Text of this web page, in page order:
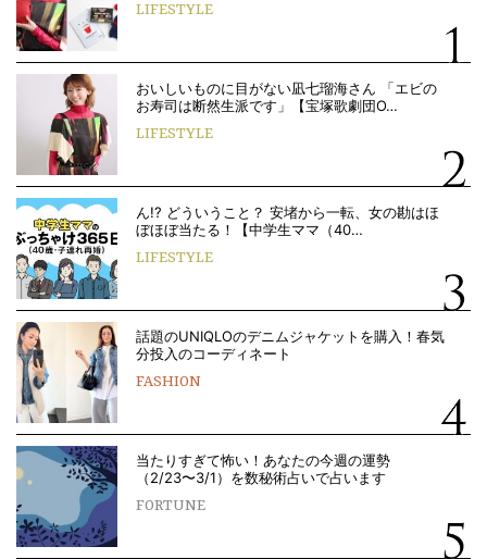
LIFESTYLE
おいしいものに目がない凪七瑠海さん 「エビの
お寿司は断然生派です」【宝塚歌劇団O…
LIFESTYLE
ん!? どういうこと？ 安堵から一転、女の勘はほ
ぼほぼ当たる！【中学生ママ（40…
LIFESTYLE
話題のUNIQLOのデニムジャケットを購入！春気
分投入のコーディネート
FASHION
当たりすぎて怖い！あなたの今週の運勢
（2/23〜3/1）を数秘術占いで占います
FORTUNE